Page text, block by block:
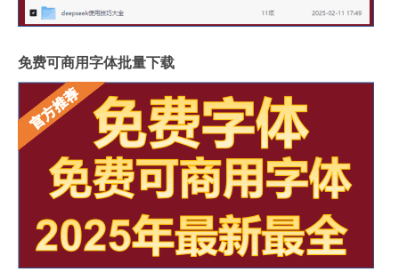
免费可商用字体批量下载